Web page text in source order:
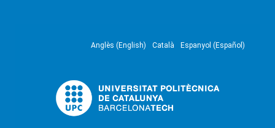
Anglès (English) Català Espanyol (Español)